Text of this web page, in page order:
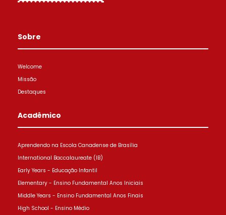
Sobre
Welcome
Missão
Destaques
Acadêmico
Aprendendo na Escola Canadense de Brasília
International Baccalaureate (IB)
Early Years - Educação Infantil
Elementary - Ensino Fundamental Anos Iniciais
Middle Years - Ensino Fundamental Anos Finais
High School - Ensino Médio